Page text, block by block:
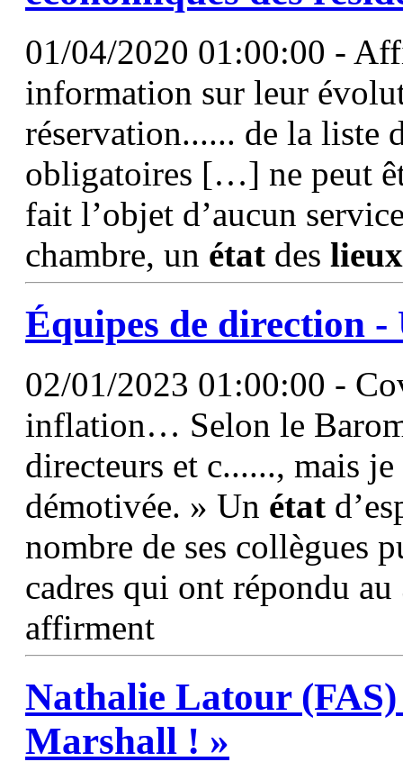
01/04/2020 01:00:00 -
information sur leur
réservation...... de la liste
obligatoires […] ne peut
fait l’objet d’aucun
chambre, un état des lieux
Équipes de direction
02/01/2023 01:00:00 -
inflation… Selon le
directeurs et c......, mais
démotivée. » Un état
nombre de ses collègues
cadres qui ont répondu
affirment
Nathalie Latour
Marshall ! »